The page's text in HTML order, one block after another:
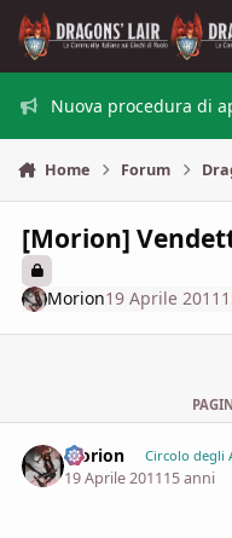
Vai al contenuto
Nuova procedura di
Home Forum
[Morion]
Morion19 Aprile 2011
Morion Circolo degli
19 Aprile 201115 anni